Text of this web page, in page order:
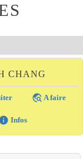
CHANG
travel_explore A faire
Infos